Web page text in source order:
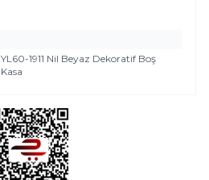
YL60-1911 Nil Beyaz Dekoratif Boş
Kasa